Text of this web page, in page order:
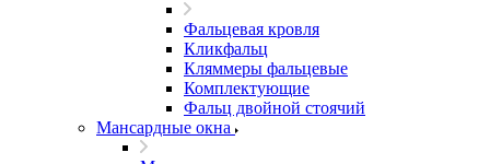
Фальцевая кровля
Кликфальц
Кляммеры фальцевые
Комплектующие
Фальц двойной стоячий
Мансардные окна